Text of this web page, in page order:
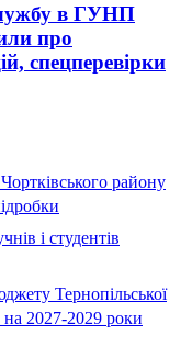
в ГУНП
про
спецперевірки
району
і студентів
Тернопільської
на 2027-2029 роки